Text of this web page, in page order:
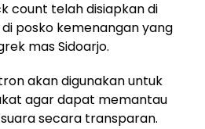
count telah disiapkan di
posko kemenangan yang
mas Sidoarjo.
akan digunakan untuk
agar dapat memantau
secara transparan.